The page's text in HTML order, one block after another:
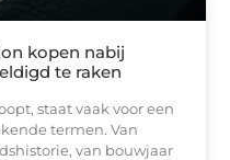
kopen nabij
te raken
staat vaak voor een
termen. Van
van bouwjaar